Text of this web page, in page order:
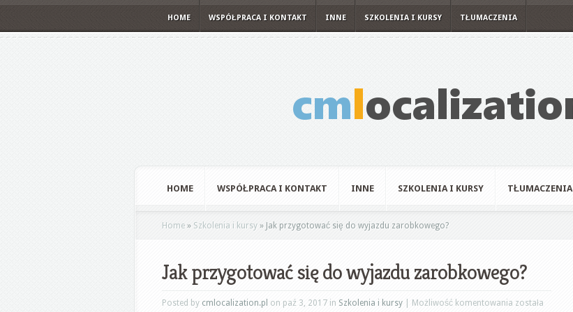
HOME WSPÓŁPRACA I KONTAKT INNE SZKOLENIA I KURSY TŁUMACZENIA
HOME WSPÓŁPRACA I KONTAKT INNE SZKOLENIA I KURSY TŁUMACZENIA
Home » Szkolenia i kursy » Jak przygotować się do wyjazdu zarobkowego?
Jak przygotować się do wyjazdu zarobkowego?
Posted by cmlocalization.pl on paź 3, 2017 in Szkolenia i kursy Możliwość komentowania Jak
została